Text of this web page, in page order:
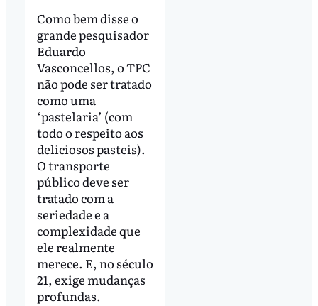
Como bem disse o
grande pesquisador
Eduardo
Vasconcellos, o TPC
não pode ser tratado
como uma
‘pastelaria’ (com
todo o respeito aos
deliciosos pasteis).
O transporte
público deve ser
tratado com a
seriedade e a
complexidade que
ele realmente
merece. E, no século
21, exige mudanças
profundas.